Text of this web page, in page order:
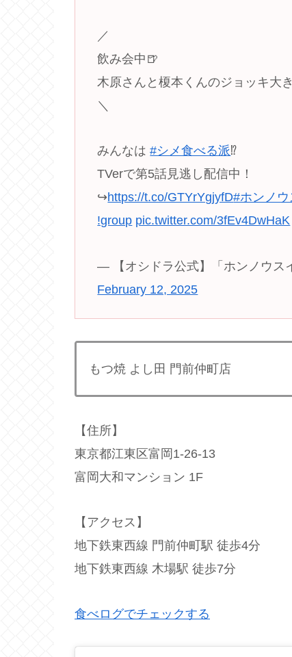
／
飲み会中🍺
木原さんと榎本くんのジョッキ大
＼
みんなは#シメ食べる派⁉️
TVerで第5話見逃し配信中！
↪︎https://t.co/GTYrYgjyfD#ホンノ
ǃgroup pic.twitter.com/3fEv4DwHaK
— 【オシドラ公式】「ホンノウス
February 12, 2025
もつ焼 よし田 門前仲町店
【住所】
東京都江東区富岡1-26-13
富岡大和マンション 1F
【アクセス】
地下鉄東西線 門前仲町駅 徒歩4分
地下鉄東西線 木場駅 徒歩7分
食べログでチェックする